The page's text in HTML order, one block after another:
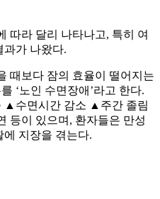
따라 달리 나타나고, 특히 여
과가 나왔다.
때보다 잠의 효율이 떨어지는
‘노인 수면장애’라고 한다.
▲수면시간 감소 ▲주간 졸림
등이 있으며, 환자들은 만성
지장을 겪는다.